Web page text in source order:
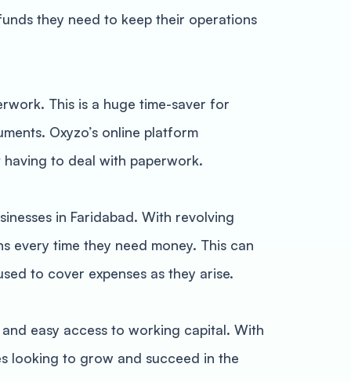
they need to keep their operations
This is a huge time-saver for
Oxyzo’s online platform
to deal with paperwork.
in Faridabad. With revolving
every time they need money. This can
to cover expenses as they arise.
easy access to working capital. With
looking to grow and succeed in the